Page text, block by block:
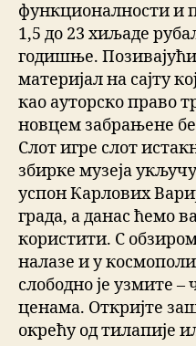
функционалности и
1,5 до 23 хиљаде
годишње.
материјал на сајту
као ауторско право
новцем забрањене
Слот игре слот
збирке музеја
успон Карлових
града, а данас ћемо
користити. С
налазе и у
слободно је узмите
ценама. Откријте
окрећу од тилапије